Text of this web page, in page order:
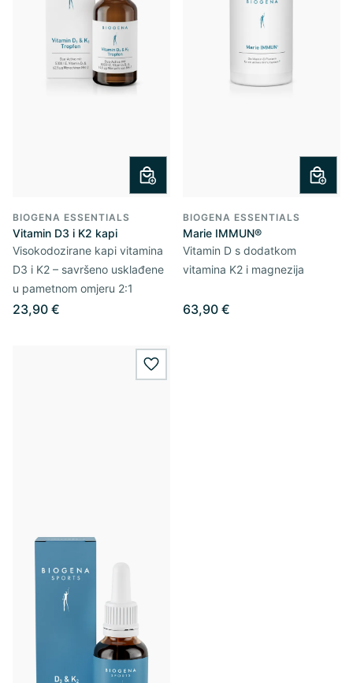
BIOGENA ESSENTIALS
Vitamin D3 i K2 kapi
Visokodozirane kapi vitamina
D3 i K2 – savršeno usklađene
u pametnom omjeru 2:1
23,90 €
BIOGENA ESSENTIALS
Marie IMMUN®
Vitamin D s dodatkom
vitamina K2 i magnezija
63,90 €
wishlist.add